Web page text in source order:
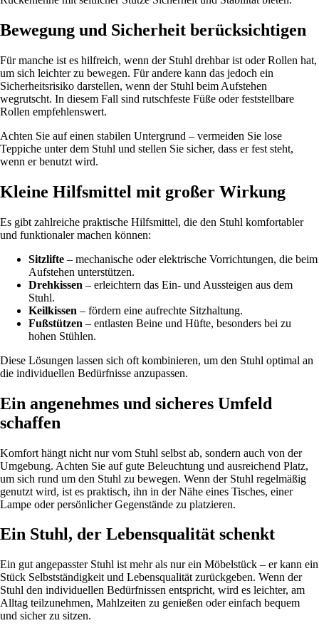
Bewegung und Sicherheit berücksichtigen
Für manche ist es hilfreich, wenn der Stuhl drehbar ist oder Rollen hat,
um sich leichter zu bewegen. Für andere kann das jedoch ein
Sicherheitsrisiko darstellen, wenn der Stuhl beim Aufstehen
wegrutscht. In diesem Fall sind rutschfeste Füße oder feststellbare
Rollen empfehlenswert.
Achten Sie auf einen stabilen Untergrund – vermeiden Sie lose
Teppiche unter dem Stuhl und stellen Sie sicher, dass er fest steht,
wenn er benutzt wird.
Kleine Hilfsmittel mit großer Wirkung
Es gibt zahlreiche praktische Hilfsmittel, die den Stuhl komfortabler
und funktionaler machen können:
Sitzlifte – mechanische oder elektrische Vorrichtungen, die beim
Aufstehen unterstützen.
Drehkissen – erleichtern das Ein- und Aussteigen aus dem
Stuhl.
Keilkissen – fördern eine aufrechte Sitzhaltung.
Fußstützen – entlasten Beine und Hüfte, besonders bei zu
hohen Stühlen.
Diese Lösungen lassen sich oft kombinieren, um den Stuhl optimal an
die individuellen Bedürfnisse anzupassen.
Ein angenehmes und sicheres Umfeld
schaffen
Komfort hängt nicht nur vom Stuhl selbst ab, sondern auch von der
Umgebung. Achten Sie auf gute Beleuchtung und ausreichend Platz,
um sich rund um den Stuhl zu bewegen. Wenn der Stuhl regelmäßig
genutzt wird, ist es praktisch, ihn in der Nähe eines Tisches, einer
Lampe oder persönlicher Gegenstände zu platzieren.
Ein Stuhl, der Lebensqualität schenkt
Ein gut angepasster Stuhl ist mehr als nur ein Möbelstück – er kann ein
Stück Selbstständigkeit und Lebensqualität zurückgeben. Wenn der
Stuhl den individuellen Bedürfnissen entspricht, wird es leichter, am
Alltag teilzunehmen, Mahlzeiten zu genießen oder einfach bequem
und sicher zu sitzen.